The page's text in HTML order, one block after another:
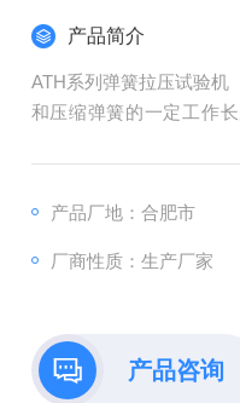
产品简介
ATH系列弹簧拉压试验机
和压缩弹簧的一定工作
警），存储值，保持值
产品厂地：合肥市
厂商性质：生产厂家
产品咨询